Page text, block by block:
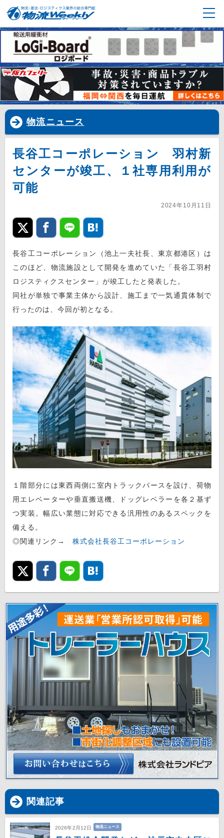
物流ニュース
長谷工コーポレーション 羽村新
センターが竣工、１社専用利用が
可能
2024年10月11日
長谷工コーポレーション（池上一夫社長、東京都港区）は
このほど、物流施設として開発を進めていた「長谷工羽村
ロジスティクスセンター」が竣工したと発表した。
同社が単独で事業主体から設計、施工まで一気通貫体制で
行ったのは、今回が初となる。
１階部分には東西両側に室内トラックバースを設け、荷物
用エレベーターや垂直搬送機、ドッグレベラーを各２基ず
つ実装。幅広い業態に対応できる汎用性のあるスペックを
備える。
◎関連リンク→ 株式会社長谷工コーポレーション
関連記事
2026年2月12日 物流ニュース